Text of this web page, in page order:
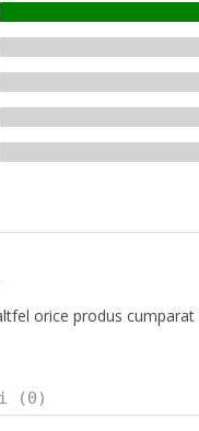
orice produs cumparat
(0)